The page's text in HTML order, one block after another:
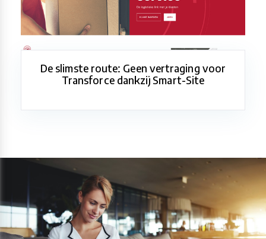
De slimste route: Geen vertraging voor
Transforce dankzij Smart-Site